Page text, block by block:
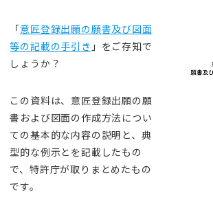
「意匠登録出願の願書及び図面
等の記載の手引き 」をご存知で
しょうか？
この資料は、意匠登録出願の願
書および図面の作成方法につい
ての基本的な内容の説明と、典
型的な例示とを記載したもの
で、特許庁が取りまとめたもの
です。